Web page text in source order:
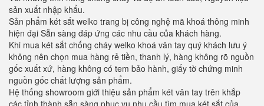
sản xuất nhập khẩu.
Sản phẩm két sắt welko trang bị công nghệ mã khoá thông minh
hiện đại Sẵn sàng đáp ứng các nhu cầu của khách hàng.
Khi mua két sắt chống cháy welko khoá vân tay quý khách lưu ý
không nên chọn mua hàng rẻ tiền, thanh lý, hàng không rõ nguồn
gốc xuất xứ, hàng không có tem bảo hành, giấy tờ chứng minh
nguồn gốc chất lượng sản phẩm.
Hệ thống showroom giới thiệu sản phẩm két vân tay trên khắp
các tỉnh thành sẵn sàng phục vụ nhu cầu tìm mua két sắt của